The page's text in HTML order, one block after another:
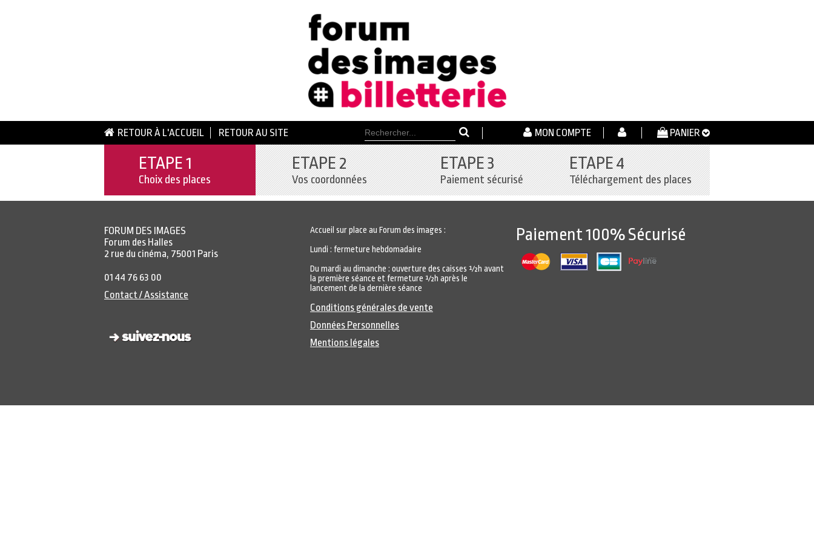
MON COMPTE PANIER
RETOUR À L'ACCUEIL RETOUR AU SITE
ETAPE 1 ETAPE 2 ETAPE 3 ETAPE 4
Choix des places Vos coordonnées Paiement sécurisé Téléchargement des places
FORUM DES IMAGES
Forum des Halles
2 rue du cinéma, 75001 Paris
01 44 76 63 00
Contact / Assistance
Accueil sur place au Forum des images :
Lundi : fermeture hebdomadaire
Du mardi au dimanche : ouverture des caisses ½h avant
la première séance et fermeture ½h après le
lancement de la dernière séance
Conditions générales de vente
Données Personnelles
Mentions légales
Paiement 100% Sécurisé